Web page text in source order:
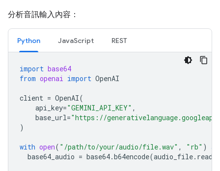
分析音訊輸入內容：
Python JavaScript REST
import base64
from openai import OpenAI
client = OpenAI(
api_key="GEMINI_API_KEY" ,
base_url="https://
)
with open( "/path/to/your/audio/file.wav" , "rb" ) as
base64_audio = base64.b64encode(audio_file. read